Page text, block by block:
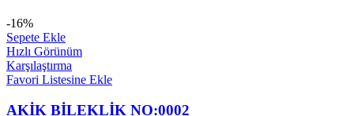
-16%
Sepete Ekle
Hızlı Görünüm
Karşılaştırma
Favori Listesine Ekle
AKİK BİLEKLİK NO:0002